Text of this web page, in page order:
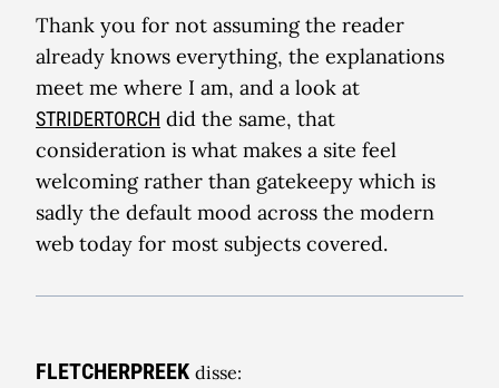
Thank you for not assuming the reader
already knows everything, the explanations
meet me where I am, and a look at
STRIDERTORCH did the same, that
consideration is what makes a site feel
welcoming rather than gatekeepy which is
sadly the default mood across the modern
web today for most subjects covered.
FLETCHERPREEK disse: